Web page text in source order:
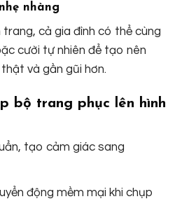
nhàng
trang, cả gia đình có thể cùng
cười tự nhiên để tạo nên
và gần gũi hơn.
bộ trang phục lên hình
tạo cảm giác sang
động mềm mại khi chụp